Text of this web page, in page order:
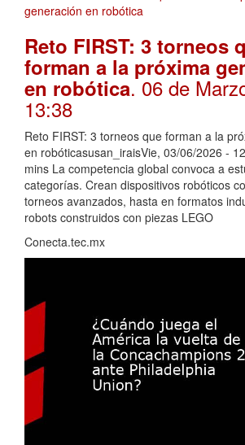
Reto FIRST: 3 torneos
forman a la próxima
en robótica. 06 de
13:38
Reto FIRST: 3 torneos que forman a la
en robóticasusan_iraisVie, 03/06/2026 -
mins La competencia global convoca a
categorías. Crean dispositivos robóticos
torneos avanzados, hasta en formatos
robots construidos con piezas LEGO
Conecta.tec.mx